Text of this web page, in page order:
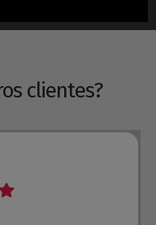
clientes?